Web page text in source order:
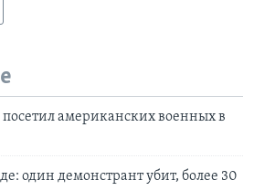
американских военных в
один демонстрант убит, более 30